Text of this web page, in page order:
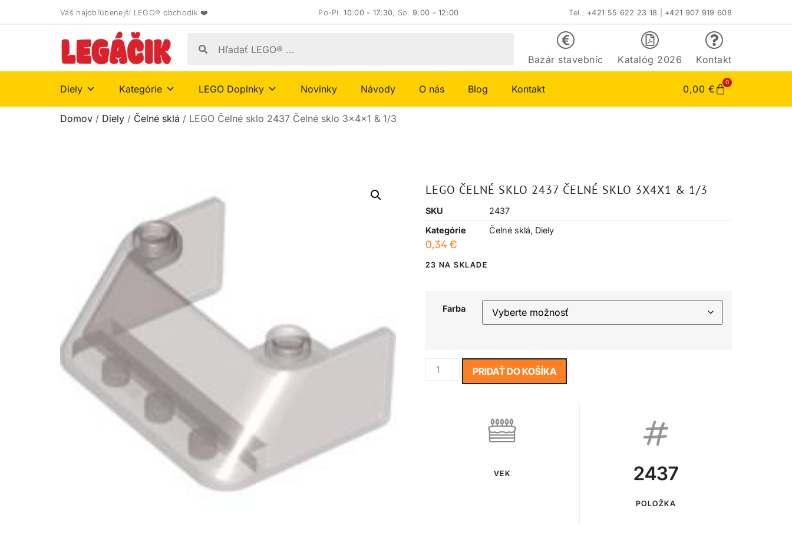
Váš najobľúbenejší LEGO® obchodík ❤️ Po-Pi:10:00 - 17:30, So:9:00 - 12:00 Tel.: +421 55 622 23 18 +421 907 919 608
Bazár stavebníc Katalóg 2026 Kontakt
Diely Kategórie LEGO Doplnky Novinky Návody O nás Blog Kontakt 0,00 €
0
Domov / Diely / Čelné sklá / LEGO Čelné sklo 2437 Čelné sklo 3x4x1 & 1/3
LEGO ČELNÉ SKLO 2437 ČELNÉ SKLO 3X4X1 & 1/3
SKU
2437
Kategórie
Čelné sklá, Diely
0,34 €
23 NA SKLADE
Farba
PRIDAŤ DO KOŠÍKA
VEK 2437
POLOŽKA